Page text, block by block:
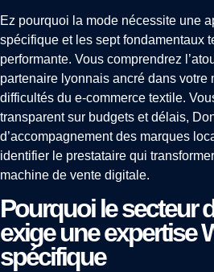
Ez pourquoi la mode nécessite une
spécifique et les sept fondamentaux
performante. Vous comprendrez
partenaire lyonnais ancré dans votre
difficultés du e-commerce textile.
transparent sur budgets et délais,
d’accompagnement des marques
identifier le prestataire qui
machine de vente digitale.
Pourquoi le secteur
exige une expertise
spécifique